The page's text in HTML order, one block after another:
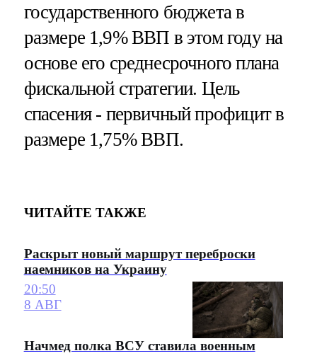
государственного бюджета в
размере 1,9% ВВП в этом году на
основе его среднесрочного плана
фискальной стратегии. Цель
спасения - первичный профицит в
размере 1,75% ВВП.
ЧИТАЙТЕ ТАКЖЕ
Раскрыт новый маршрут переброски
наемников на Украину
20:50
8 АВГ
Начмед полка ВСУ ставила военным